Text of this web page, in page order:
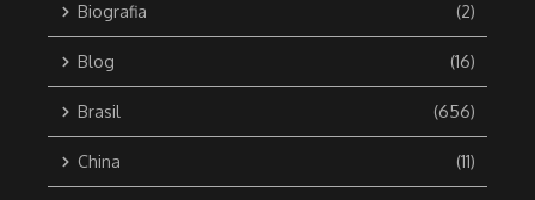
Biografia (2)
Blog (16)
Brasil (656)
China (11)